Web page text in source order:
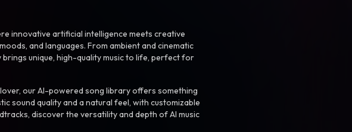
innovative artificial intelligence meets creative
and languages. From ambient and cinematic
unique, high-quality music to life, perfect for
our AI-powered song library offers something
sound quality and a natural feel, with customizable
discover the versatility and depth of AI music